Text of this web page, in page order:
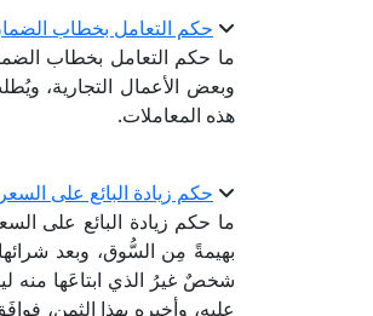
حكم التعامل بخطاب
ما حكم التعامل بخطاب
وبعض الأعمال التجارية،
هذه المعاملات.
حكم زيادة البائع على
ما حكم زيادة البائع على
بهيمةً مِن السُّوق، وبعد
شخصٌ غيرُ الذي ابتاعَها منه
عليه، وأخبره بهذا الثمن،